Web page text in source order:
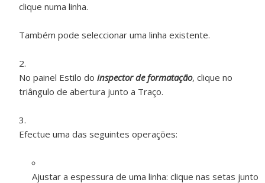
clique numa linha.
Também pode seleccionar uma linha existente.
No painel Estilo do inspector de formatação, clique no
triângulo de abertura junto a Traço.
Efectue uma das seguintes operações:
Ajustar a espessura de uma linha: clique nas setas junto